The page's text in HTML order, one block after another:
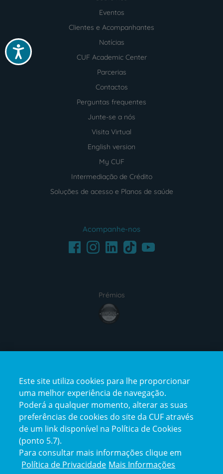
Acessibilidade
Eventos
Clientes e Acompanhantes
Notícias
CUF Academic Center
Parcerias
Contactos
Perguntas frequentes
Junte-se a nós
Visita Virtual
English version
My CUF
Intermediação de Crédito
Soluções de acesso e Planos de saúde
Acompanhe-nos
FacebookInstagramLinkedInTikTokYoutube
Prémios
award4
certification2certification3
Reclamações
e
Este site utiliza cookies para lhe proporcionar
uma melhor experiência de navegação.
Poderá a qualquer momento, alterar as suas
preferências de cookies do site da CUF através
de um link disponível na Política de Cookies
(ponto 5.7).
Para consultar mais informações clique em
Política de Privacidade Mais Informações